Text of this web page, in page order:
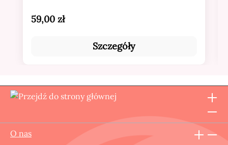
Cena regularna:
59,00 zł
Szczegóły
O nas